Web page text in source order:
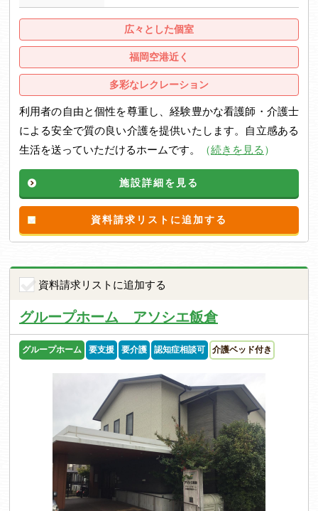
広々とした個室
福岡空港近く
多彩なレクレーション
利用者の自由と個性を尊重し、経験豊かな看護師・介護士
による安全で質の良い介護を提供いたします。自立感ある
生活を送っていただけるホームです。
（続きを見る ）
施設詳細を見る
資料請求リストに追加する
資料請求リストに追加する
グループホーム アソシエ飯倉
グループホーム 要支援 要介護 認知症相談可 介護ベッド付き